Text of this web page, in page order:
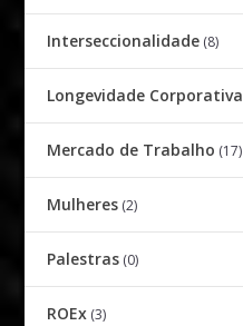
Interseccionalidade (8)
Longevidade Corporativa
Mercado de Trabalho (17)
Mulheres (2)
Palestras (0)
ROEx (3)